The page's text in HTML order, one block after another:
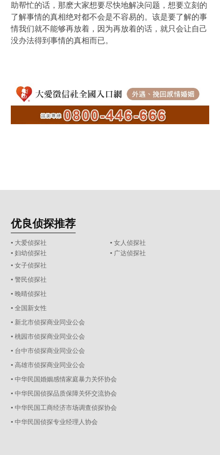
助帮忙的话，那麽大家想要尽快地解决问题，想要立刻的
了解事情的真相绝对都不会是不容易的。该是要了解的事
情我们就不能够再放着，因为再放着的话，就只会让自己
没办法得到事情的真相而已。
优良侦探推荐
▪ 大爱侦探社
▪ 女人侦探社
▪ 妇幼侦探社
▪ 广达侦探社
▪ 女子侦探社
▪ 警民侦探社
▪ 晚晴侦探社
▪ 全国新女性
▪ 新北市侦探商业同业公会
▪ 桃园市侦探商业同业公会
▪ 台中市侦探商业同业公会
▪ 高雄市侦探商业同业公会
▪ 中华民国婚姻感情家庭暴力关怀协会
▪ 中华民国侦探品质保障关怀交流协会
▪ 中华民国工商经济市场调查侦探协会
▪ 中华民国侦探专业经理人协会